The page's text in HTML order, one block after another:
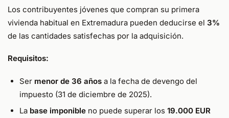
Los contribuyentes jóvenes que compran su primera
vivienda habitual en Extremadura pueden deducirse el 3%
de las cantidades satisfechas por la adquisición.
Requisitos:
Ser menor de 36 añosa la fecha de devengo del
impuesto (31 de diciembre de 2025).
La base imponibleno puede superar los 19.000 EUR